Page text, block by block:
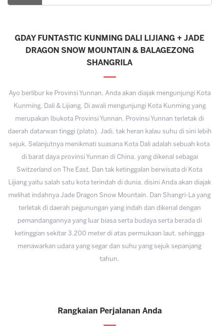
GDAY FUNTASTIC KUNMING DALI LIJIANG + JADE
DRAGON SNOW MOUNTAIN & BALAGEZONG
SHANGRILA
Ayo berlibur ke Provinsi Yunnan, Anda akan diajak mengunjungi Kota
Kunming, Dali & Lijiang. Di awali mengunjungi Kota Kunming yang
merupakan Ibukota Provinsi Yunnan. Provinsi Yunnan terletak di
daerah datarwan tinggi (plato). Jadi, tak heran kalau suhu di sini lebih
sejuk. Selanjutnya menikmati suasana Kota Dali adalah sebuah kota
di barat daya provinsi Yunnan di China, yang dikenal sebagai
Switzerland on The East. Dan tak ketinggalan berwisata di Kota
Lijiang yaitu salah satu kota terindah di dunia, disini Anda akan diajak
melihat indahnya Jade Dragon Snow Mountain. Dan Shangri-La yang
terletak di daerah pegunungan yang indah dan dikenal dengan
pemandangannya yang luar biasa serta budaya serta berada di
ketinggian sekitar 3.200 meter di atas permukaan laut, sehingga
menawarkan udara yang segar dan suhu yang sejuk sepanjang
tahun.
Rangkaian Perjalanan Anda